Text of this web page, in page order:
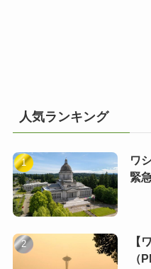
人気ランキング
ワ
緊
【
（